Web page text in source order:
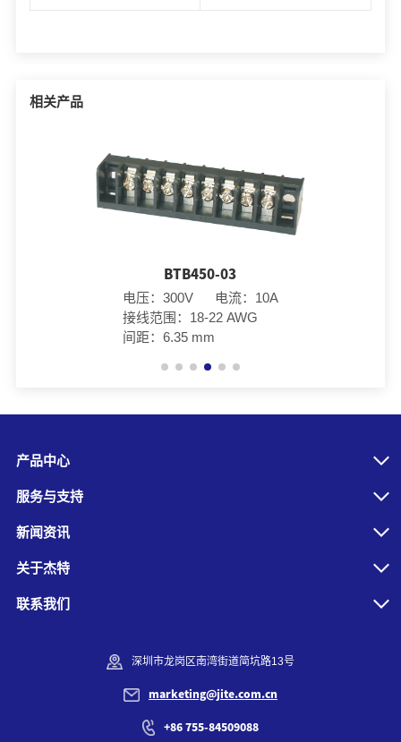
相关产品
BTB450-03
电压：300V 电流：10A
接线范围：18-22 AWG
间距：6.35 mm
产品中心
服务与支持
新闻资讯
关于杰特
联系我们
深圳市龙岗区南湾街道简坑路13号
marketing@jite.com.cn
+86 755-84509088